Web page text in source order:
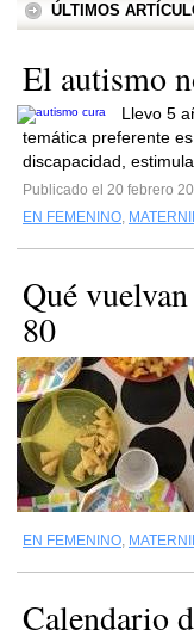
ÚLTIMOS
El autismo
Llevo 5
temática preferente
discapacidad,
Publicado el 20 febrero
EN FEMENINO,
Qué
80
EN FEMENINO,
Calendario